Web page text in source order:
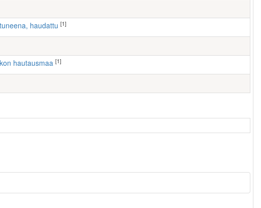
haudattu [1]
hautausmaa [1]